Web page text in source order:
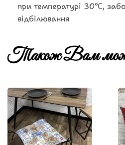
при температурі 30℃,
відбілювання
Також Вам може